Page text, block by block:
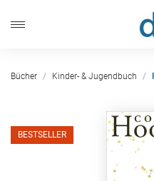
Bücher Kinder- & Jugendbuch
BESTSELLER